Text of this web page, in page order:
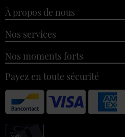
À propos de nous
Nos services
Nos moments forts
Payez en toute sécurité